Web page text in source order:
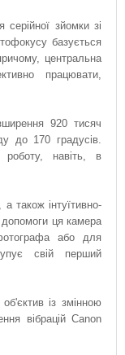
зйомки зі
базується
центральна
працювати,
920 тисяч
до 170 градусів.
роботу, навіть, в
також інтуїтивно-
допомоги ця камера
або для
свій перший
із змінною
вібрацій Canon